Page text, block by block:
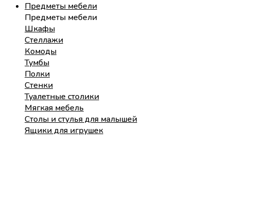
Предметы мебели
Предметы мебели
Шкафы
Стеллажи
Комоды
Тумбы
Полки
Стенки
Туалетные столики
Мягкая мебель
Столы и стулья для малышей
Ящики для игрушек